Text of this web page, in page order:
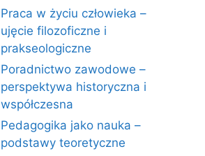
Praca w życiu człowieka –
ujęcie filozoficzne i
prakseologiczne
Poradnictwo zawodowe –
perspektywa historyczna i
współczesna
Pedagogika jako nauka –
podstawy teoretyczne